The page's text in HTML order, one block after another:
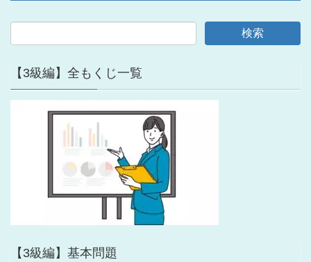
【3級編】全もくじ一覧
【3級編】基本問題